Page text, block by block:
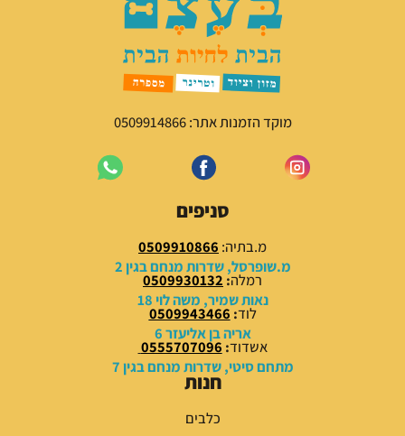
מוקד הזמנות אתר: 0509914866
סניפים
מ.בתיה: 0509910866
מ.שופרסל, שדרות מנחם בגין 2
רמלה:
0509930132
נאות שמיר, משה לוי 18
לוד:
0509943466
אריה בן אליעזר 6
אשדוד:
0555707096
מתחם סיטי, שדרות מנחם בגין 7
חנות
כלבים